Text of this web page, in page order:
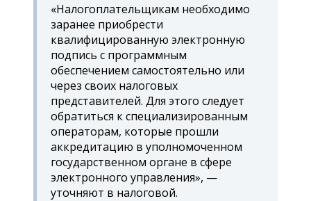
«Налогоплательщикам необходимо
заранее приобрести
квалифицированную электронную
подпись с программным
обеспечением самостоятельно или
через своих налоговых
представителей. Для этого следует
обратиться к специализированным
операторам, которые прошли
аккредитацию в уполномоченном
государственном органе в сфере
электронного управления», —
уточняют в налоговой.